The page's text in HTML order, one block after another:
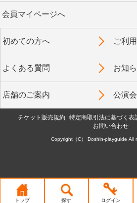
会員マイページへ
初めての方へ ご利
よくある質問 お知
店舗のご案内 公演
チケット販売規約 特定商取引法に基づく表
お問い合わせ
Copyright（C） Doshin-playguide All
トップ 探す ログイン